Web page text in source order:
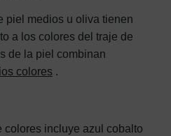
piel medios u oliva tienen
a los colores del traje de
de la piel combinan
colores .
colores incluye azul cobalto